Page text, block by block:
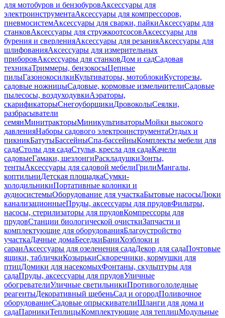
для мотобуров и бензобуровАксессуары для
электроинструментаАксессуары для компрессоров,
пневмосистемАксессуары для сварки, пайкиАксессуары для
станковАксессуары для стружкоотсосовАксессуары для
бурения и сверленияАксессуары для резанияАксессуары для
шлифованияАксессуары для измерительных
приборовАксессуары для станковДом и садСадовая
техникаТриммеры, бензокосыЦепные
пилыГазонокосилкиКультиваторы, мотоблокиКусторезы,
садовые ножницыСадовые, кормовые измельчителиСадовые
пылесосы, воздуходувкиАэраторы,
скарификаторыСнегоуборщикиДровоколыСеялки,
разбрасыватели
семянМинитракторыМиникультиваторыМойки высокого
давленияНаборы садового электроинструментаОтдых и
пикникБатутыБассейныСпа-бассейныКомплекты мебели для
садаСтолы для садаСтулья, кресла для садаКачели
садовыеГамаки, шезлонгиРаскладушкиЗонты,
тентыАксессуары для садовой мебелиГрилиМангалы,
коптильниДетская площадкаСумки-
холодильникиПортативные колонки и
аудиосистемыОборудование для участкаБытовые насосыЛюки
канализационныеПруды, аксессуары для прудовФильтры,
насосы, стерилизаторы для прудовКомпрессоры для
прудовСтанции биологической очисткиЗапчасти и
комплектующие для оборудованияБлагоустройство
участкаДачные домаБеседкиБаниХозблоки и
сараиАксессуары для озеленения садаДекор для садаПочтовые
ящики, табличкиКозырькиСкворечники, кормушки для
птицДомики для насекомыхФонтаны, скульптуры для
садаПруды, аксессуары для прудовУличные
обогревателиУличные светильникиПротивогололедные
реагентыДекоративный щебеньСад и огородПоливочное
оборудованиеСадовые опрыскивателиШланги для дома и
садаПарникиТеплицыКомплектующие для теплицМодульные